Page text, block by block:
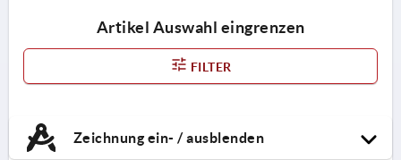
Artikel Auswahl eingrenzen
FILTER
Zeichnung ein- / ausblenden